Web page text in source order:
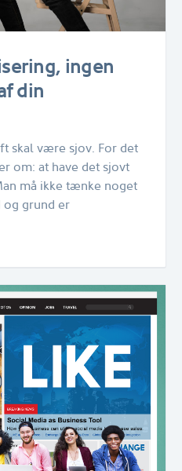
ingen
din
skal være sjov. For det
om: at have det sjovt
må ikke tænke noget
og grund er